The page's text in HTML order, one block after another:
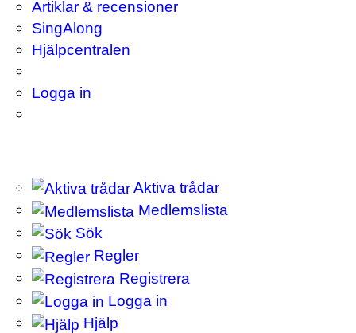
Artiklar & recensioner
SingAlong
Hjälpcentralen
Logga in
Aktiva trådar
Medlemslista
Sök
Regler
Registrera
Logga in
Hjälp